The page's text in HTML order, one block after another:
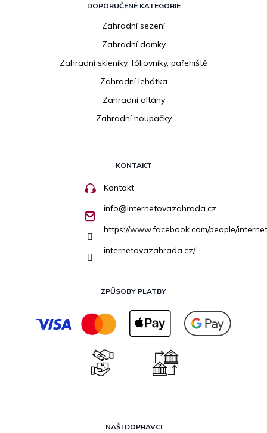
DOPORUČENÉ KATEGORIE
Zahradní sezení
Zahradní domky
Zahradní skleníky, fóliovníky, pařeniště
Zahradní lehátka
Zahradní altány
Zahradní houpačky
KONTAKT
Kontakt
info@internetovazahrada.cz
https://www.facebook.com/people/
internetovazahrada.cz/
ZPŮSOBY PLATBY
NAŠI DOPRAVCI